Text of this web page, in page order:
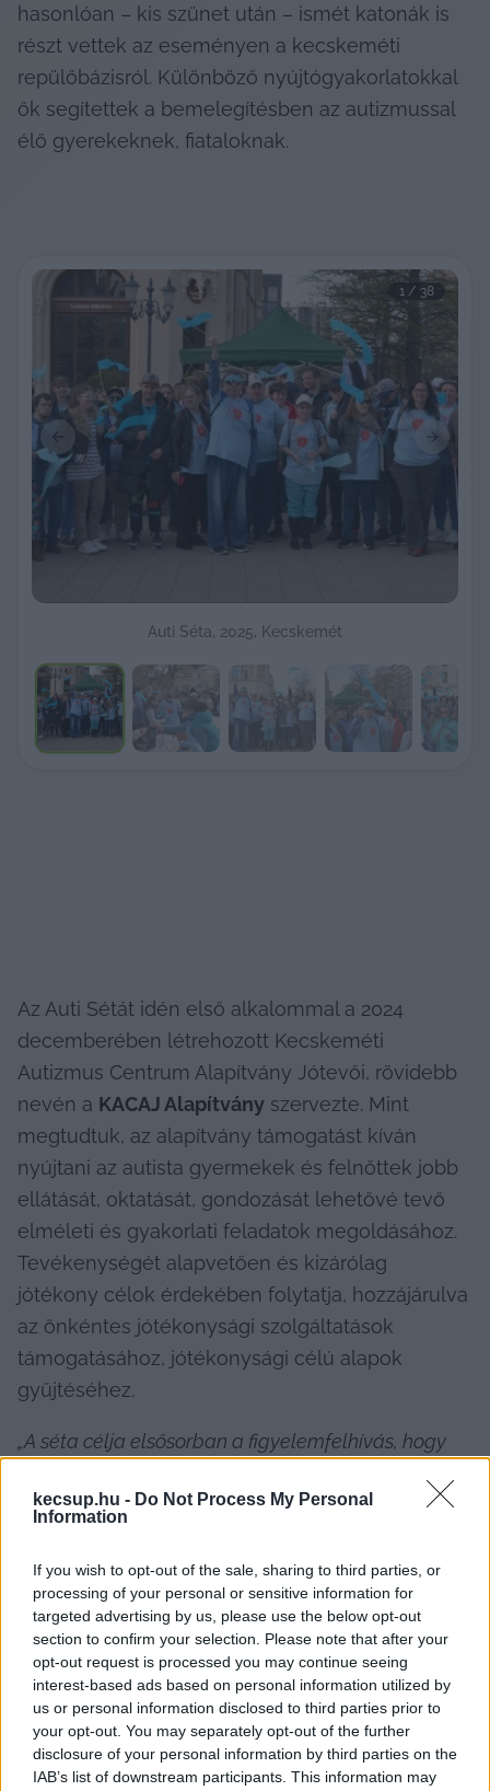
kecsup.hu - Do Not Process My Personal
Information
If you wish to opt-out of the sale, sharing to third parties, or
processing of your personal or sensitive information for
targeted advertising by us, please use the below opt-out
section to confirm your selection. Please note that after your
opt-out request is processed you may continue seeing
interest-based ads based on personal information utilized by
us or personal information disclosed to third parties prior to
your opt-out. You may separately opt-out of the further
disclosure of your personal information by third parties on the
IAB’s list of downstream participants. This information may
hasonlóan – kis szünet után – ismét katonák is
részt vettek az eseményen a kecskeméti
repülőbázisról. Különböző nyújtógyakorlatokkal
ők segítettek a bemelegítésben az autizmussal
élő gyerekeknek, fiataloknak.
1 / 38
Previous slide Next
Auti Séta, 2025, Kecskemét
Az Auti Sétát idén első alkalommal a 2024
decemberében létrehozott Kecskeméti
Autizmus Centrum Alapítvány Jótevői, rövidebb
nevén a KACAJ Alapítvány szervezte. Mint
megtudtuk, az alapítvány támogatást kíván
nyújtani az autista gyermekek és felnőttek jobb
ellátását, oktatását, gondozását lehetővé tevő
elméleti és gyakorlati feladatok megoldásához.
Tevékenységét alapvetően és kizárólag
jótékony célok érdekében folytatja, hozzájárulva
az önkéntes jótékonysági szolgáltatások
támogatásához, jótékonysági célú alapok
gyűjtéséhez.
„A séta célja elsősorban a figyelemfelhívás, hogy
fiatal van, és az is, hogy kicsit érzékenyítsük a
más a gondolkodásmódjuk, másként látják a
világot és emiatt fontos az, hogy a ‘kívülállók’
megértsék őket, ez pedig utána segít az
elfogadásban, akár egy többségi iskolában”
mondta el Kutasi-Gábor Vera, a Kecskeméti
EGYMI Autizmus Centrum tagintézmény-
igazgatója. A Szalag utcai intézményből